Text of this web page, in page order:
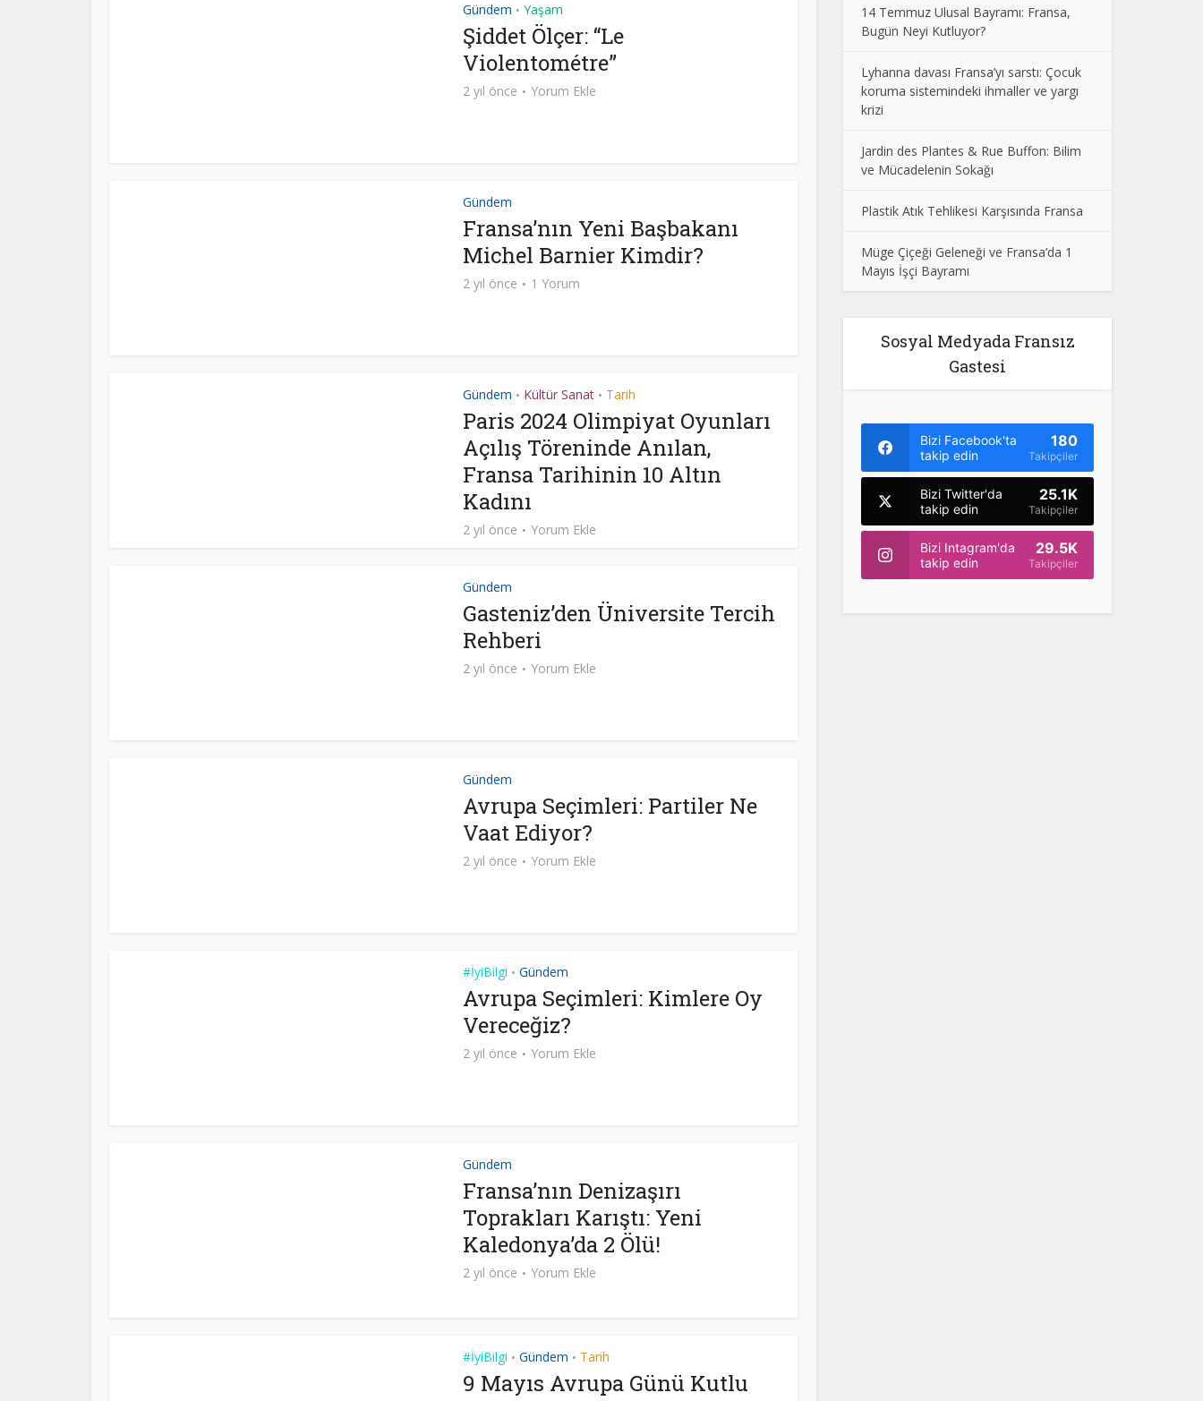
Gündem • Yaşam
Şiddet Ölçer: “Le
Violentométre”
2 yıl önce Yorum Ekle
Gündem
Fransa’nın Yeni Başbakanı
Michel Barnier Kimdir?
2 yıl önce 1 Yorum
Gündem • Kültür Sanat • Tarih
Paris 2024 Olimpiyat Oyunları
Açılış Töreninde Anılan,
Fransa Tarihinin 10 Altın
Kadını
2 yıl önce Yorum Ekle
Gündem
Gasteniz’den Üniversite Tercih
Rehberi
2 yıl önce Yorum Ekle
Gündem
Avrupa Seçimleri: Partiler Ne
Vaat Ediyor?
2 yıl önce Yorum Ekle
#İyiBilgi • Gündem
Avrupa Seçimleri: Kimlere Oy
Vereceğiz?
2 yıl önce Yorum Ekle
Gündem
Fransa’nın Denizaşırı
Toprakları Karıştı: Yeni
Kaledonya’da 2 Ölü!
2 yıl önce Yorum Ekle
#İyiBilgi • Gündem • Tarih
9 Mayıs Avrupa Günü Kutlu
14 Temmuz Ulusal Bayramı: Fransa,
Bugün Neyi Kutluyor?
Lyhanna davası Fransa’yı sarstı: Çocuk
koruma sistemindeki ihmaller ve yargı
krizi
Jardin des Plantes & Rue Buffon: Bilim
ve Mücadelenin Sokağı
Plastik Atık Tehlikesi Karşısında Fransa
Müge Çiçeği Geleneği ve Fransa’da 1
Mayıs İşçi Bayramı
Sosyal Medyada Fransız
Gastesi
Bizi Facebook'ta
takip edin
180
Takipçiler
Bizi Twitter'da
takip edin
25.1K
Takipçiler
Bizi Intagram'da
takip edin
29.5K
Takipçiler